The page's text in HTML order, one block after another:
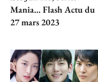
Mania… Flash Actu du
27 mars 2023